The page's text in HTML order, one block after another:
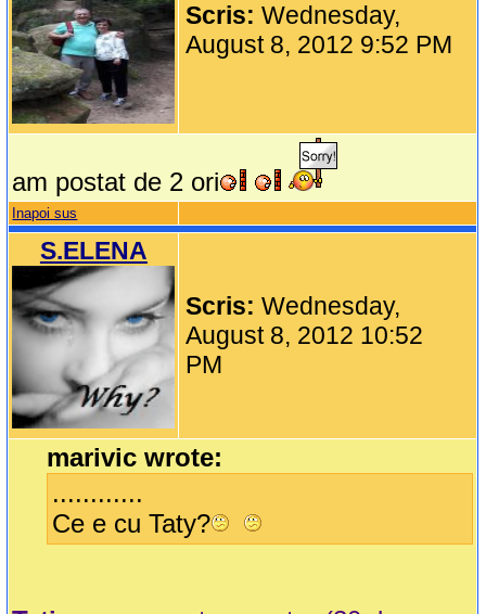
Scris:Wednesday,
August 8, 2012 9:52 PM
am postat de 2 ori
Inapoi sus
S.ELENA
Scris:Wednesday,
August 8, 2012 10:52
PM
marivic wrote:
............
Ce e cu Taty?